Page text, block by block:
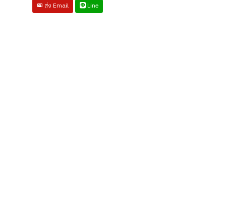
ส่ง Email
Line